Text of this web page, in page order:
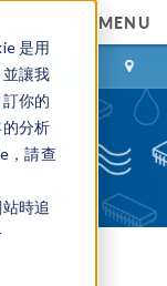
是用
讓我
你的
分析
，請查
時追
MENU
咨询与购买